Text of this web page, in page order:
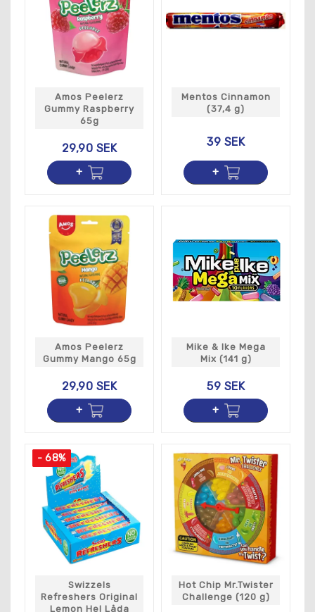
Amos Peelerz
Gummy Raspberry
65g
29,90 SEK
Mentos Cinnamon
(37,4 g)
39 SEK
Amos Peelerz
Gummy Mango 65g
29,90 SEK
Mike & Ike Mega
Mix (141 g)
59 SEK
- 68%
Swizzels
Refreshers Original
Lemon Hel Låda
Hot Chip Mr.Twister
Challenge (120 g)